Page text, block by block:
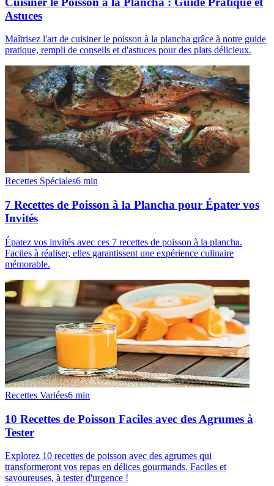
Astuces
Maîtrisez l'art de cuisiner le poisson à la plancha grâce à notre guide
pratique, rempli de conseils et d'astuces pour des plats délicieux.
Recettes Spéciales6 min
7 Recettes de Poisson à la Plancha pour Épater vos
Invités
Épatez vos invités avec ces 7 recettes de poisson à la plancha.
Faciles à réaliser, elles garantissent une expérience culinaire
mémorable.
Recettes Variées6 min
10 Recettes de Poisson Faciles avec des Agrumes à
Tester
Explorez 10 recettes de poisson avec des agrumes qui
transformeront vos repas en délices gourmands. Faciles et
savoureuses, à tester d'urgence !